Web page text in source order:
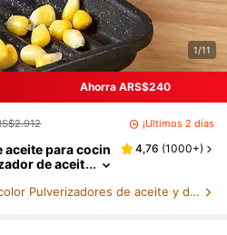
1/11
Ahorra ARS$240
¡Últimos 2 días
aceite para cocin
de aceit
grasa, botella r
4,76 (1000+)
en Multicolor Pulverizadores de aceite y depósitos